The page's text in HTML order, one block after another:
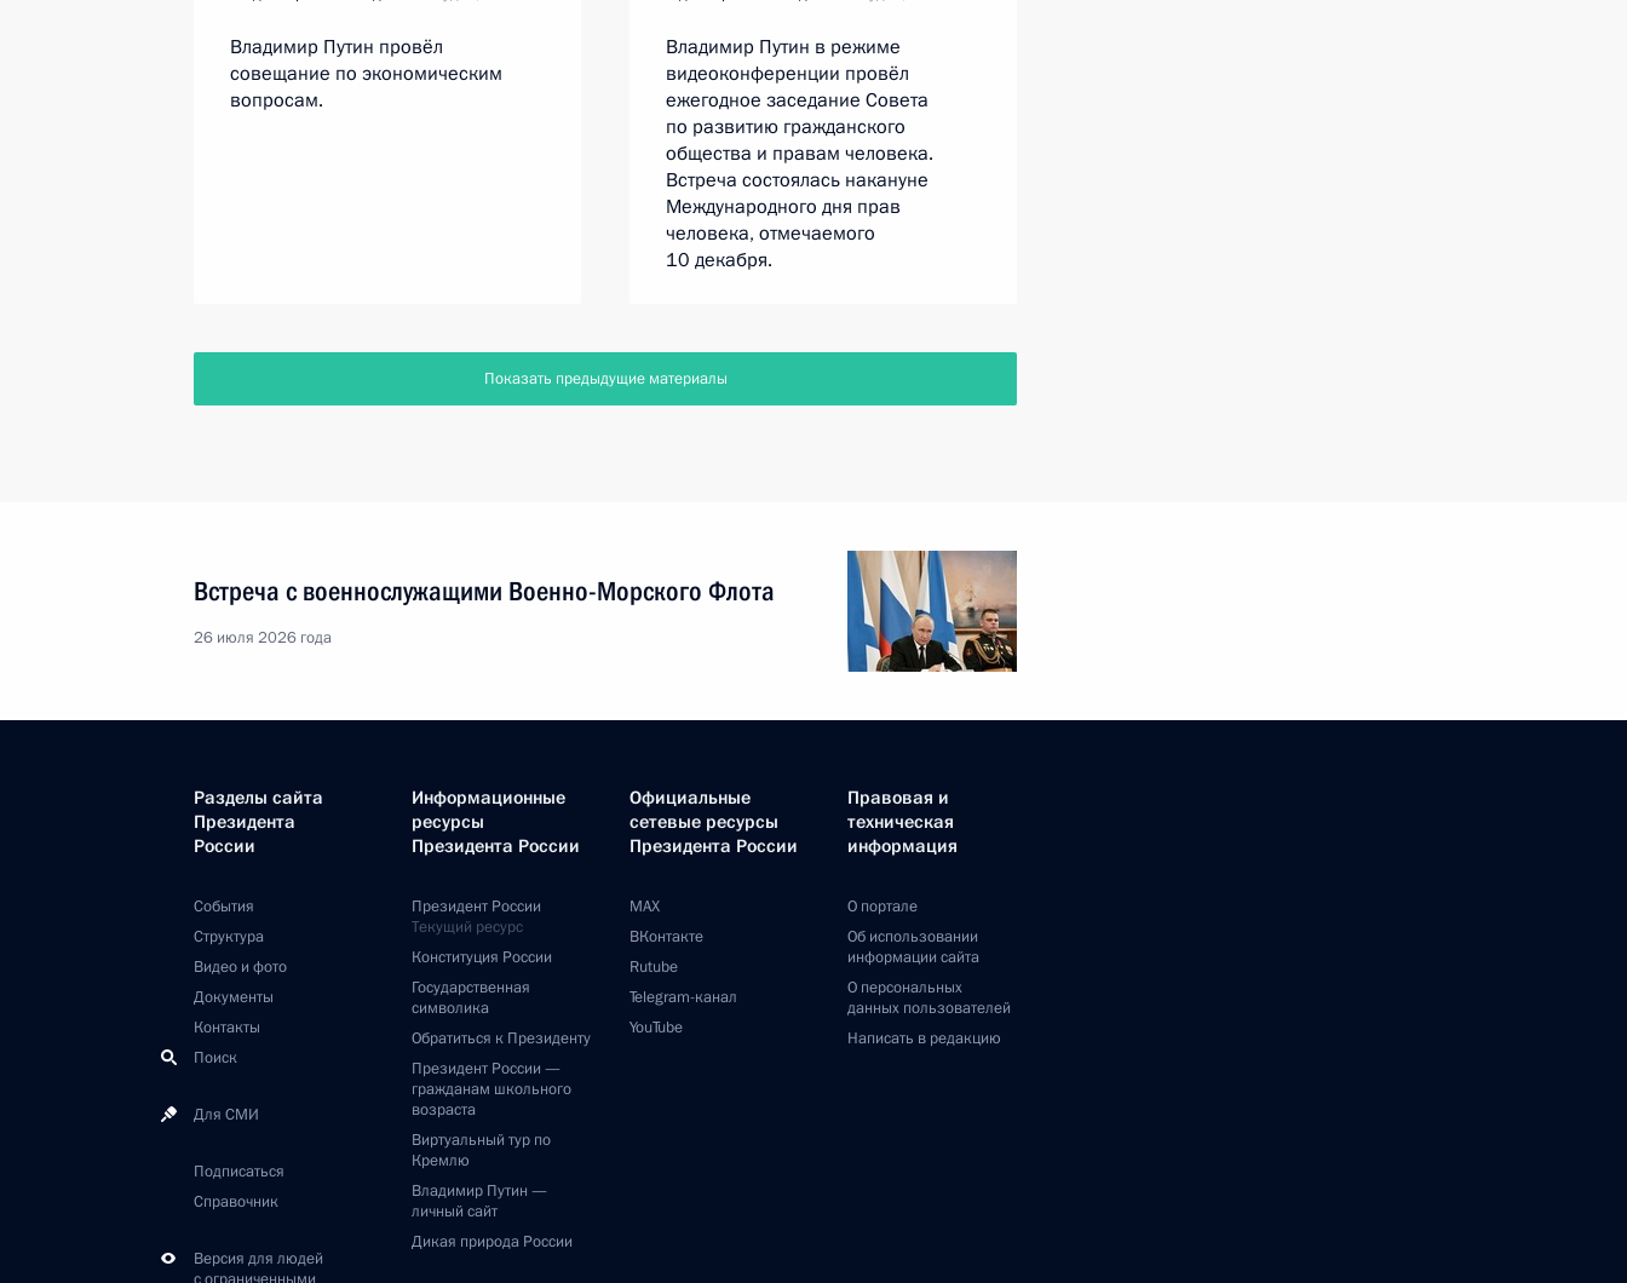
Владимир Путин провёл
совещание по экономическим
вопросам.
Владимир Путин в режиме
видеоконференции провёл
ежегодное заседание Совета
по развитию гражданского
общества и правам человека.
Встреча состоялась накануне
Международного дня прав
человека, отмечаемого
10 декабря.
Показать предыдущие материалы
Встреча с военнослужащими Военно-Морского Флота
26 июля 2026 года
Разделы сайта
Президента
России
События
Структура
Видео и фото
Документы
Контакты
Поиск
Для СМИ
Подписаться
Справочник
Версия для людей
Информационные
ресурсы
Президента России
Президент России
Текущий ресурс
Конституция России
Государственная
символика
Обратиться к Президенту
Президент России —
гражданам школьного
возраста
Виртуальный тур по
Кремлю
Владимир Путин —
личный сайт
Дикая природа России
Официальные
сетевые ресурсы
Президента России
MAX
ВКонтакте
Rutube
Telegram-канал
YouTube
Правовая и
техническая
информация
О портале
Об использовании
информации сайта
О персональных
данных пользователей
Написать в редакцию